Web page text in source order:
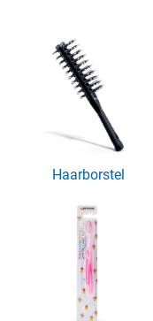
Haarborstel